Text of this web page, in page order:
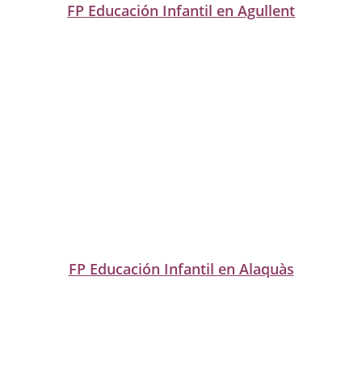
FP Educación Infantil en Agullent
FP Educación Infantil en Alaquàs